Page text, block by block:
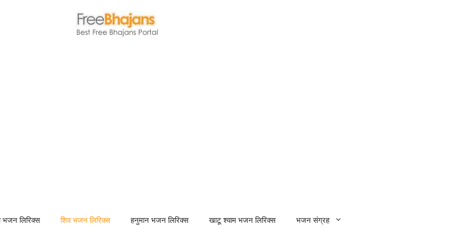
भजन लिरिक्स शिव भजन लिरिक्स हनुमान भजन लिरिक्स खाटू श्याम भजन लिरिक्स भजन संग्रह